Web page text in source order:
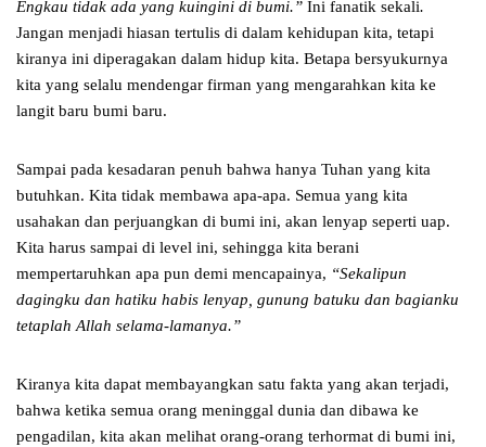
Engkau tidak ada yang kuingini di bumi.” Ini fanatik sekali.
Jangan menjadi hiasan tertulis di dalam kehidupan kita, tetapi
kiranya ini diperagakan dalam hidup kita. Betapa bersyukurnya
kita yang selalu mendengar firman yang mengarahkan kita ke
langit baru bumi baru.
Sampai pada kesadaran penuh bahwa hanya Tuhan yang kita
butuhkan. Kita tidak membawa apa-apa. Semua yang kita
usahakan dan perjuangkan di bumi ini, akan lenyap seperti uap.
Kita harus sampai di level ini, sehingga kita berani
mempertaruhkan apa pun demi mencapainya, “Sekalipun
dagingku dan hatiku habis lenyap, gunung batuku dan bagianku
tetaplah Allah selama-lamanya.”
Kiranya kita dapat membayangkan satu fakta yang akan terjadi,
bahwa ketika semua orang meninggal dunia dan dibawa ke
pengadilan, kita akan melihat orang-orang terhormat di bumi ini,